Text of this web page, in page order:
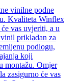
vinilne podne
Kvaliteta Winflex
vas uvjeriti, a u
prikladan za
podlogu,
koji
montažu. Omjer
zasigurno će vas